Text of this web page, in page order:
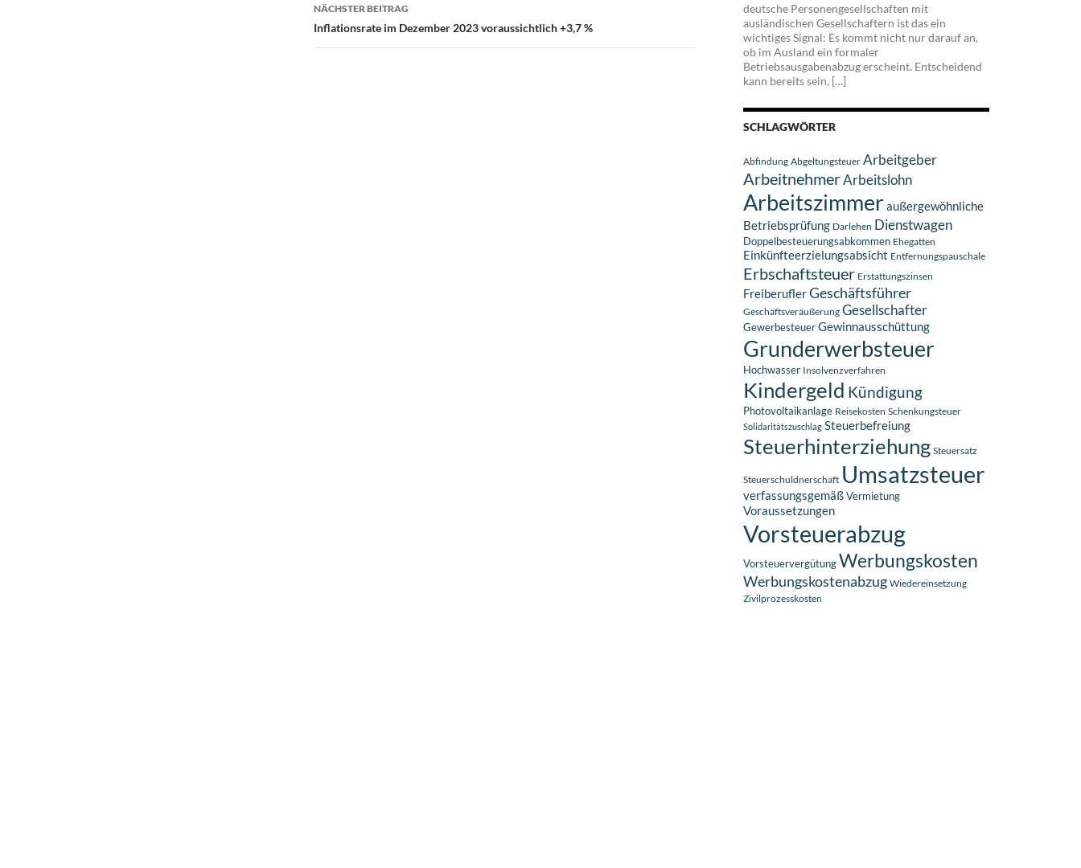
NÄCHSTER BEITRAG
Inflationsrate im Dezember 2023 voraussichtlich +3,7 %
deutsche Personengesellschaften mit
ausländischen Gesellschaftern ist das ein
wichtiges Signal: Es kommt nicht nur darauf an,
ob im Ausland ein formaler
Betriebsausgabenabzug erscheint. Entscheidend
kann bereits sein, […]
SCHLAGWÖRTER
Abfindung Abgeltungsteuer Arbeitgeber
ArbeitnehmerArbeitslohn
Arbeitszimmeraußergewöhnliche
Betriebsprüfung Darlehen Dienstwagen
Doppelbesteuerungsabkommen Ehegatten
Einkünfteerzielungsabsicht Entfernungspauschale
Erbschaftsteuer Erstattungszinsen
FreiberuflerGeschäftsführer
Geschäftsveräußerung Gesellschafter
GewerbesteuerGewinnausschüttung
Grunderwerbsteuer
Hochwasser Insolvenzverfahren
Kindergeld Kündigung
Photovoltaikanlage Reisekosten Schenkungsteuer
Solidaritätszuschlag Steuerbefreiung
Steuerhinterziehung Steuersatz
Steuerschuldnerschaft Umsatzsteuer
verfassungsgemäßVermietung
Voraussetzungen
Vorsteuerabzug
VorsteuervergütungWerbungskosten
Werbungskostenabzug Wiedereinsetzung
Zivilprozesskosten